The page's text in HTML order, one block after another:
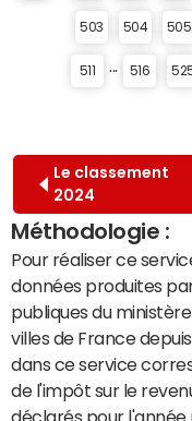
503 504 505
511 516
Le classement
2024
Méthodologie :
Pour réaliser ce
données produites
publiques du
villes de France
dans ce service
de l'impôt sur le
déclarés pour l'année